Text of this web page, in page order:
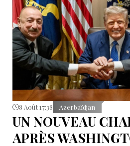
8 Août 17:38 Azerbaïdjan
UN NOUVEAU
APRÈS